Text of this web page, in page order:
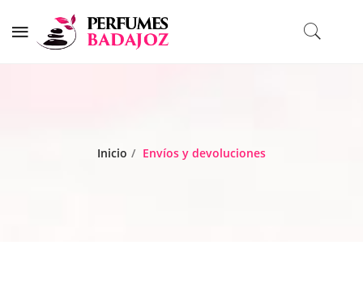
Inicio / Envíos y devoluciones